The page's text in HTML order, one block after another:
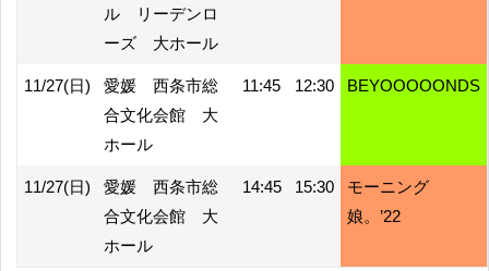
ル リーデンロ
ーズ 大ホール
11/27(日)
愛媛 西条市総
合文化会館 大
ホール
11:45 12:30 BEYOOOOONDS
11/27(日)
愛媛 西条市総
合文化会館 大
ホール
14:45 15:30
モーニング
娘。’22